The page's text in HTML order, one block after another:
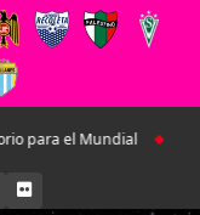
el Mundial
FLICKR